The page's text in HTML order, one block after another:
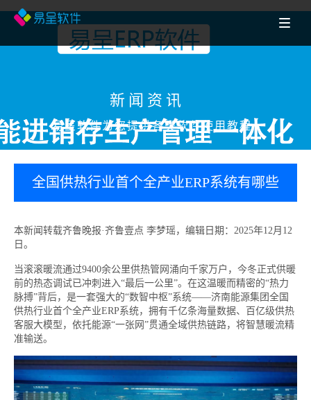
新闻资讯
易呈软件为您提供各类软件使用教程
全国供热行业首个全产业ERP系统有哪些
本新闻转载齐鲁晚报·齐鲁壹点 李梦瑶，编辑日期：2025年12月12
日。
当滚滚暖流通过9400余公里供热管网涌向千家万户，今冬正式供暖
前的热态调试已冲刺进入“最后一公里”。在这温暖而精密的“热力
脉搏”背后，是一套强大的“数智中枢”系统——济南能源集团全国
供热行业首个全产业ERP系统，拥有千亿条海量数据、百亿级供热
客服大模型，依托能源“一张网”贯通全域供热链路，将智慧暖流精
准输送。